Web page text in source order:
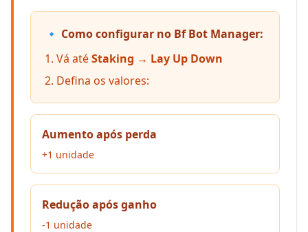
🔹 Como configurar no Bf Bot Manager:
Vá atéStaking → Lay Up Down
Defina os valores:
Aumento após perda
+1 unidade
Redução após ganho
-1 unidade